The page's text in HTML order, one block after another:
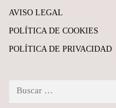
AVISO LEGAL
POLÍTICA DE COOKIES
POLÍTICA DE PRIVACIDAD